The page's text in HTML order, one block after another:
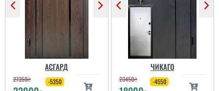
АСГАРД
27350₴ -5350
ЧИКАГО
23450₴ -4550